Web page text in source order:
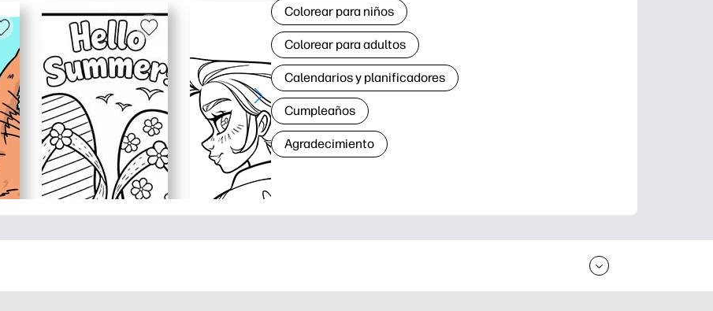
Colorear para niños
Colorear para adultos
Calendarios y planificadores
Cumpleaños
Agradecimiento